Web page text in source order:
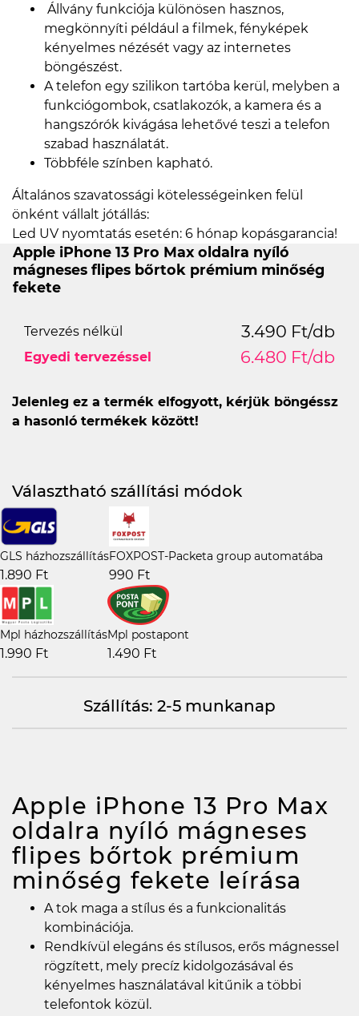
Állvány funkciója különösen hasznos,
megkönnyíti például a filmek, fényképek
kényelmes nézését vagy az internetes
böngészést.
A telefon egy szilikon tartóba kerül, melyben a
funkciógombok, csatlakozók, a kamera és a
hangszórók kivágása lehetővé teszi a telefon
szabad használatát.
Többféle színben kapható.
Általános szavatossági kötelességeinken felül
önként vállalt jótállás:
Led UV nyomtatás esetén: 6 hónap kopásgarancia!
Apple iPhone 13 Pro Max oldalra nyíló
mágneses flipes bőrtok prémium minőség
fekete
Tervezés nélkül 3.490 Ft/db
Egyedi tervezéssel 6.480 Ft/db
Jelenleg ez a termék elfogyott, kérjük böngéssz
a hasonló termékek között!
Választható szállítási módok
GLS házhozszállítás
1.890 Ft
FOXPOST-Packeta group automatába
990 Ft
Mpl házhozszállítás
1.990 Ft
Mpl postapont
1.490 Ft
Szállítás: 2-5 munkanap
Apple iPhone 13 Pro Max
oldalra nyíló mágneses
flipes bőrtok prémium
minőség fekete leírása
A tok maga a stílus és a funkcionalitás
kombinációja.
Rendkívül elegáns és stílusos, erős mágnessel
rögzített, mely precíz kidolgozásával és
kényelmes használatával kitűnik a többi
telefontok közül.